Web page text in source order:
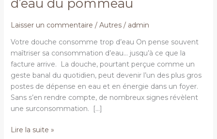
d’eau du pommeau
Laisser un commentaire / Autres/ admin
Votre douche consomme trop d’eau On pense souvent
maîtriser sa consommation d’eau… jusqu’à ce que la
facture arrive. La douche, pourtant perçue comme un
geste banal du quotidien, peut devenir l’un des plus gros
postes de dépense en eau et en énergie dans un foyer.
Sans s’en rendre compte, de nombreux signes révèlent
une surconsommation. […]
d’eau
pommeau
Lire la suite »